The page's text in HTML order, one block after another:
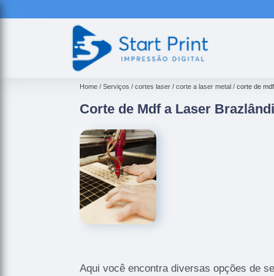
Home Serviços cortes laser corte a laser metal corte de
Corte de Mdf a Laser
Aqui você encontra diversas opções de